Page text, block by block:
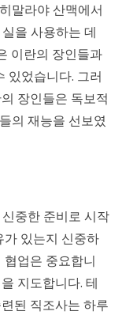
말라야 산맥에서
을 사용하는 데
이란의 장인들과
있었습니다. 그러
장인들은 독보적
의 재능을 선보였
중한 준비로 시작
가 있는지 신중하
업은 중요합니
지도합니다. 테
된 직조사는 하루